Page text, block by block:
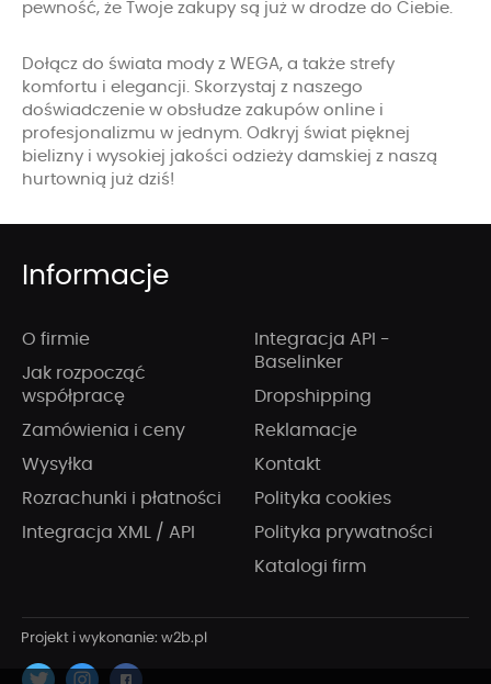
pewność, że Twoje zakupy są już w drodze do Ciebie.
Dołącz do świata mody z WEGA, a także strefy
komfortu i elegancji. Skorzystaj z naszego
doświadczenie w obsłudze zakupów online i
profesjonalizmu w jednym. Odkryj świat pięknej
bielizny i wysokiej jakości odzieży damskiej z naszą
hurtownią już dziś!
Informacje
O firmie
Jak rozpocząć
współpracę
Zamówienia i ceny
Wysyłka
Rozrachunki i płatności
Integracja XML / API
Integracja API -
Baselinker
Dropshipping
Reklamacje
Kontakt
Polityka cookies
Polityka prywatności
Katalogi firm